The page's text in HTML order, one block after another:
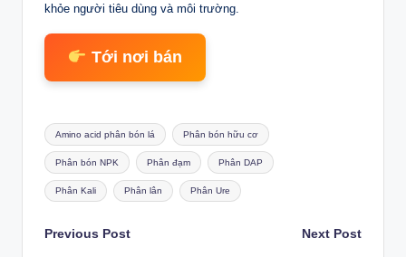
khỏe người tiêu dùng và môi trường.
Tới nơi bán
Tags:
Amino acid phân bón lá Phân bón hữu cơ
Phân bón NPK Phân đạm Phân DAP
Phân Kali Phân lân Phân Ure
Post
Previous Post Next Post